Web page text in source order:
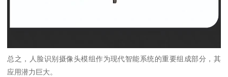
总之，人脸识别摄像头模组作为现代智能系统的重要组成部分，其
应用潜力巨大。